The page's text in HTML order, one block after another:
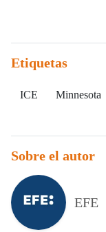
Etiquetas
ICE Minnesota
Sobre el autor
EFE